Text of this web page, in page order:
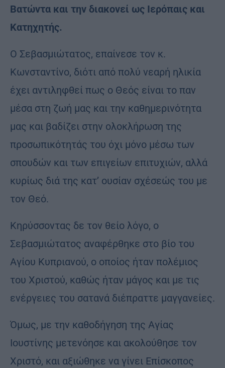
Βατώντα και την διακονεί ως Ιερόπαις και
Κατηχητής.
Ο Σεβασμιώτατος, επαίνεσε τον κ.
Κωνσταντίνο, διότι από πολύ νεαρή ηλικία
έχει αντιληφθεί πως ο Θεός είναι το παν
μέσα στη ζωή μας και την καθημερινότητα
μας και βαδίζει στην ολοκλήρωση της
προσωπικότητάς του όχι μόνο μέσω των
σπουδών και των επιγείων επιτυχιών, αλλά
κυρίως διά της κατ’ ουσίαν σχέσεώς του με
τον Θεό.
Κηρύσσοντας δε τον θείο λόγο, ο
Σεβασμιώτατος αναφέρθηκε στο βίο του
Αγίου Κυπριανού, ο οποίος ήταν πολέμιος
του Χριστού, καθώς ήταν μάγος και με τις
ενέργειες του σατανά διέπραττε μαγγανείες.
Όμως, με την καθοδήγηση της Αγίας
Ιουστίνης μετενόησε και ακολούθησε τον
Χριστό, και αξιώθηκε να γίνει Επίσκοπος